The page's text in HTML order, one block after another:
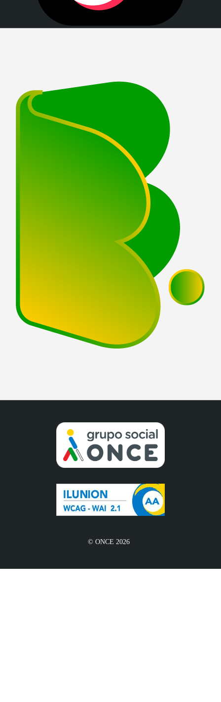
© ONCE 2026